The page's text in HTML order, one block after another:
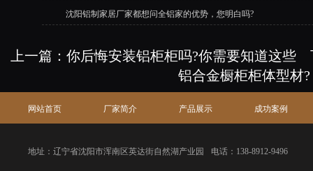
沈阳铝制家居厂家都想问全铝家的优势，您明白吗?
上一篇：你后悔安装铝柜柜吗?你需要知道这些
铝合金橱柜柜体型材?
网站首页 厂家简介 产品展示 成功案例
地址：辽宁省沈阳市浑南区英达街自然湖产业园 电话：138-8912-9496